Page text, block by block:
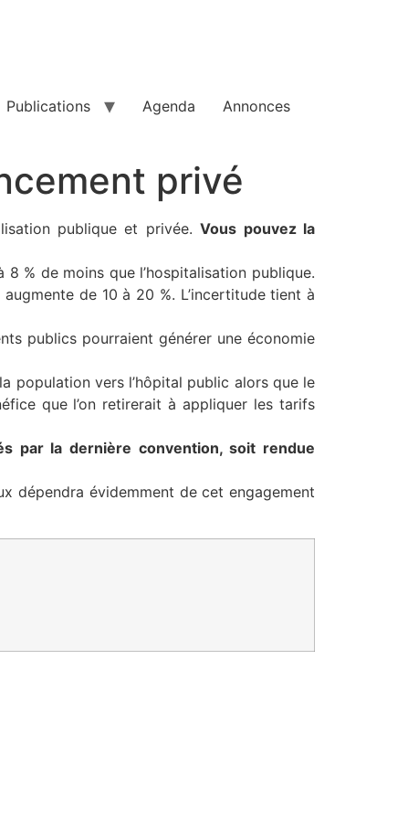
Publications Agenda Annonces
privé
publique et privée.Vous pouvez la
% de moins que l’hospitalisation publique.
de 10 à 20 %. L’incertitude tient à
publics pourraient générer une économie
population vers l’hôpital public alors que le
que l’on retirerait à appliquer les tarifs
par la dernière convention, soit rendue
dépendra évidemment de cet engagement